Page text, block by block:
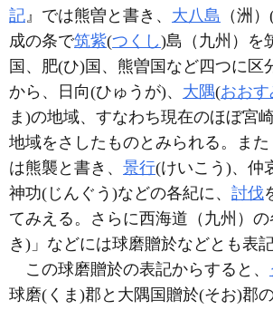
記』では熊曽と書き、 大八島 （洲
成の条で筑紫(つくし)島（九州）を
国、肥(ひ)国、熊曽国など四つに区
から、日向(ひゅうが)、 大隅(おおす
ま)の地域、すなわち現在のほぼ宮
地域をさしたものとみられる。また
は熊襲と書き、 景行(けいこう)、仲
神功(じんぐう)などの各紀に、 討伐
てみえる。さらに西海道（九州）の
き)」などには球磨贈於などとも表
この球磨贈於の表記からすると、
球磨(くま)郡と大隅国贈於(そお)郡